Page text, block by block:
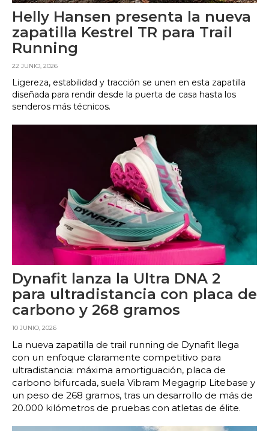
Helly Hansen presenta la nueva
zapatilla Kestrel TR para Trail
Running
22 JUNIO, 2026
Ligereza, estabilidad y tracción se unen en esta zapatilla
diseñada para rendir desde la puerta de casa hasta los
senderos más técnicos.
Dynafit lanza la Ultra DNA 2
para ultradistancia con placa de
carbono y 268 gramos
10 JUNIO, 2026
La nueva zapatilla de trail running de Dynafit llega
con un enfoque claramente competitivo para
ultradistancia: máxima amortiguación, placa de
carbono bifurcada, suela Vibram Megagrip Litebase y
un peso de 268 gramos, tras un desarrollo de más de
20.000 kilómetros de pruebas con atletas de élite.